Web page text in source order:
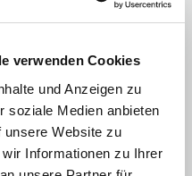
verwenden Cookies
und Anzeigen zu
soziale Medien anbieten
unsere Website zu
Informationen zu Ihrer